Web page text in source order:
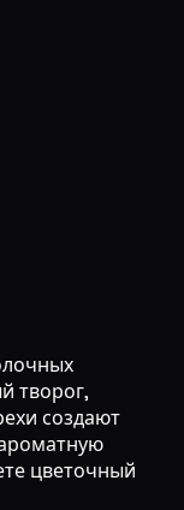
творог,
создают
цветочный